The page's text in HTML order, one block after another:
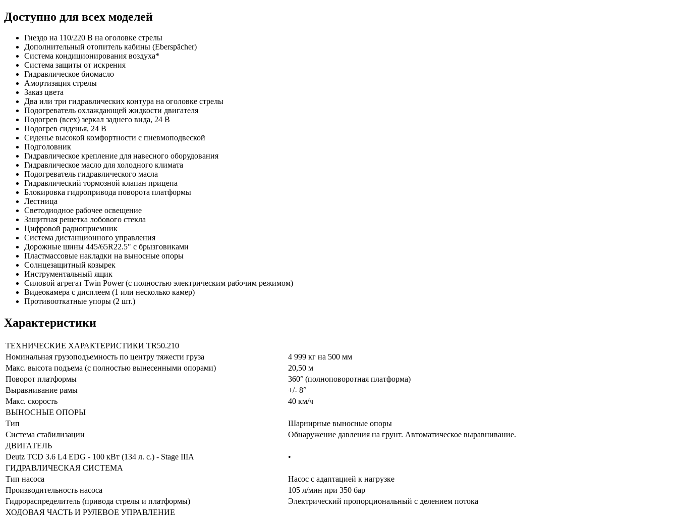
Доступно для всех моделей
Гнездо на 110/220 В на оголовке стрелы
Дополнительный отопитель кабины (Eberspächer)
Система кондиционирования воздуха*
Система защиты от искрения
Гидравлическое биомасло
Амортизация стрелы
Заказ цвета
Два или три гидравлических контура на оголовке стрелы
Подогреватель охлаждающей жидкости двигателя
Подогрев (всех) зеркал заднего вида, 24 В
Подогрев сиденья, 24 В
Сиденье высокой комфортности с пневмоподвеской
Подголовник
Гидравлическое крепление для навесного оборудования
Гидравлическое масло для холодного климата
Подогреватель гидравлического масла
Гидравлический тормозной клапан прицепа
Блокировка гидропривода поворота платформы
Лестница
Светодиодное рабочее освещение
Защитная решетка лобового стекла
Цифровой радиоприемник
Система дистанционного управления
Дорожные шины 445/65R22.5" с брызговиками
Пластмассовые накладки на выносные опоры
Солнцезащитный козырек
Инструментальный ящик
Силовой агрегат Twin Power (с полностью электрическим рабочим режимом)
Видеокамера с дисплеем (1 или несколько камер)
Противооткатные упоры (2 шт.)
Характеристики
ТЕХНИЧЕСКИЕ ХАРАКТЕРИСТИКИ TR50.210
Номинальная грузоподъемность по центру тяжести груза
4 999 кг на 500 мм
Макс. высота подъема (с полностью вынесенными опорами)
20,50 м
Поворот платформы
360° (полноповоротная платформа)
Выравнивание рамы
+/- 8°
Макс. скорость
40 км/ч
ВЫНОСНЫЕ ОПОРЫ
Тип
Шарнирные выносные опоры
Система стабилизации
Обнаружение давления на грунт. Автоматическое выравнивание.
ДВИГАТЕЛЬ
Deutz TCD 3.6 L4 EDG - 100 кВт (134 л. с.) - Stage IIIA
•
ГИДРАВЛИЧЕСКАЯ СИСТЕМА
Тип насоса
Насос с адаптацией к нагрузке
Производительность насоса
105 л/мин при 350 бар
Гидрораспределитель (привода стрелы и платформы)
Электрический пропорциональный с делением потока
ХОДОВАЯ ЧАСТЬ И РУЛЕВОЕ УПРАВЛЕНИЕ